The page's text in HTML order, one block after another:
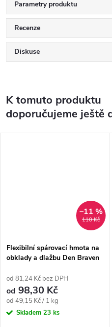
Parametry produktu
Recenze
Diskuse
K tomuto produktu
doporučujeme ještě
110 Kč
–11 %
Flexibilní spárovací hmota na
obklady a dlažbu Den Braven
od 81,24 Kč bez DPH
od 98,30 Kč
Měrná
cena:
od 49,15 Kč / 1 kg
Skladem 23 ks